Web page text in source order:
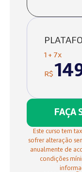
1 + 7x
R$
FAÇA
Este curso tem
sofrer alteração
anualmente de
condições